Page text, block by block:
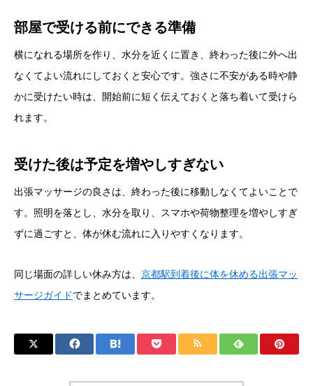
部屋で受ける前にできる準備
横になれる場所を作り、水分を近くに置き、終わった後に外へ出
なくてよい流れにしておくと安心です。強さに不安がある時や静
かに受けたい時は、開始前に短く伝えておくと落ち着いて受けら
れます。
受けた後は予定を増やしすぎない
出張マッサージの良さは、終わった後に移動しなくてよいことで
す。照明を落とし、水分を取り、スマホや荷物整理を増やしすぎ
ずに過ごすと、体が休む流れに入りやすくなります。
同じ場面の詳しい休み方は、 京都駅到着後に体を休める出張マッ
サージガイドでまとめています。